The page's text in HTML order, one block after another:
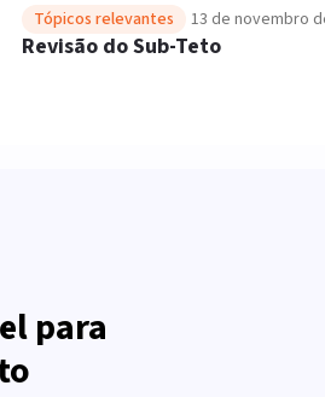
Tópicos relevantes 13 de novembro
Revisão do Sub-Teto
para